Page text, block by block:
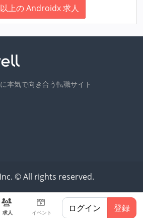
求人 イベント ログイン 登録
上の Androidx 求人
本気で向き合う転職サイト
© All rights reserved.